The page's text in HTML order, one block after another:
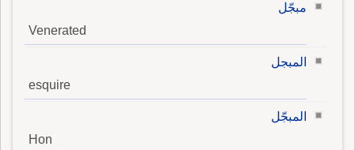
مبجّل
Venerated
المبجل
esquire
المبجّل
Hon